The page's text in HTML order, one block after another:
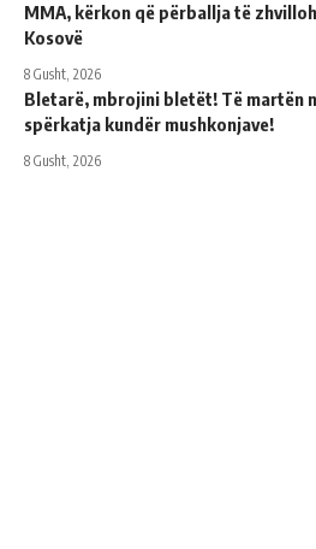
MMA, kërkon që përballja të
Kosovë
8 Gusht, 2026
Bletarë, mbrojini bletët! Të martën
spërkatja kundër mushkonjave!
8 Gusht, 2026